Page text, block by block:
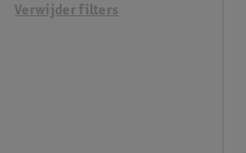
Verwijder filters